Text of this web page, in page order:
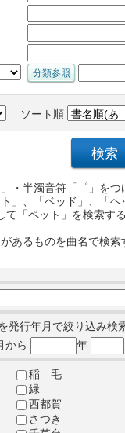
ソート順
・半濁音符「゜」を
」、「ベッド」、「
て「ペット」を検索
あるものを曲名で検
発行年月で絞り込み検
から 年
稲 毛
緑
西都賀
さつき